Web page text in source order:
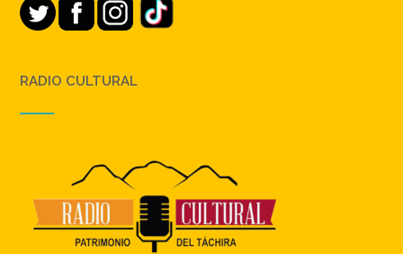
RADIO CULTURAL